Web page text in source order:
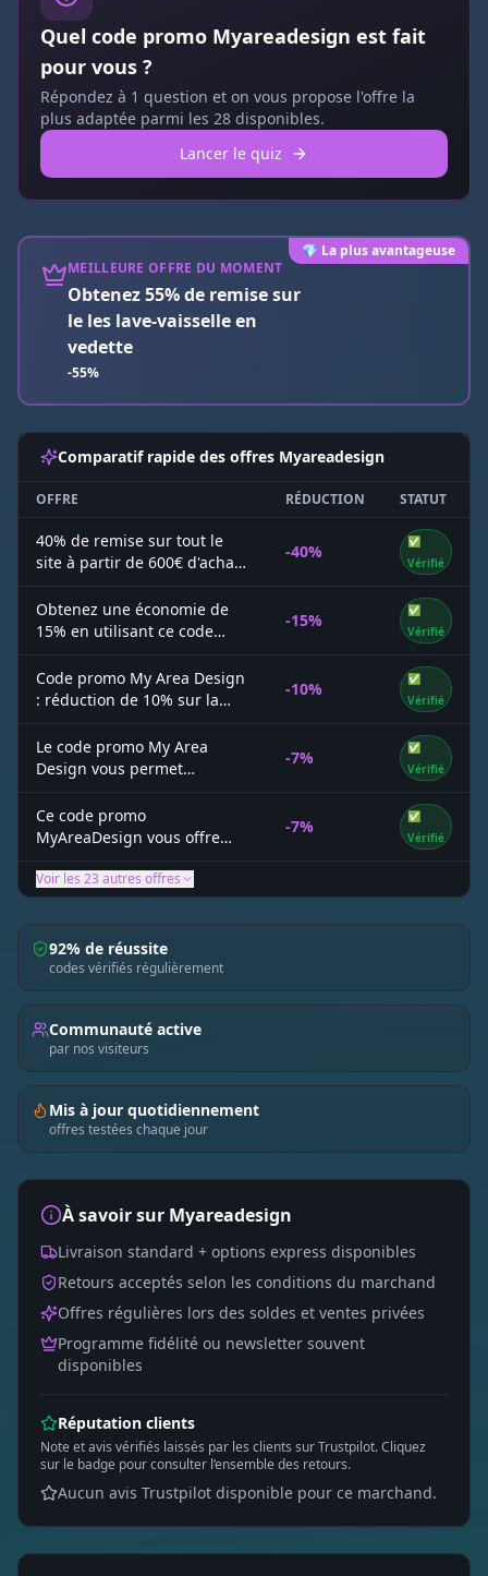
Quel code promo Myareadesign est fait
pour vous ?
Répondez à 1 question et on vous propose l'offre la
plus adaptée parmi les 28 disponibles.
Lancer le quiz
💎 La plus avantageuse
MEILLEURE OFFRE DU MOMENT
Obtenez 55% de remise sur
le les lave-vaisselle en
vedette
-55%
Comparatif rapide des offres Myareadesign
OFFRE RÉDUCTION STATUT
40% de remise sur tout le
site à partir de 600€ d'achat
chez Myareadesign
-40%
✅
Vérifié
Obtenez une économie de
15% en utilisant ce code
promo My Area Design
-15%
✅
Vérifié
Code promo My Area Design
: réduction de 10% sur la
gamme Flos
-10%
✅
Vérifié
Le code promo My Area
Design vous permet
d’obtenir 7% de remise sur
toute la boutique
-7%
✅
Vérifié
Ce code promo
MyAreaDesign vous offre
-7% de réduction sur TOUT
le site
-7%
✅
Vérifié
Voir les 23 autres offres
92% de réussite
codes vérifiés régulièrement
Communauté active
par nos visiteurs
Mis à jour quotidiennement
offres testées chaque jour
À savoir sur Myareadesign
Livraison standard + options express disponibles
Retours acceptés selon les conditions du marchand
Offres régulières lors des soldes et ventes privées
Programme fidélité ou newsletter souvent
disponibles
Réputation clients
Note et avis vérifiés laissés par les clients sur Trustpilot. Cliquez
sur le badge pour consulter l’ensemble des retours.
Aucun avis Trustpilot disponible pour ce marchand.